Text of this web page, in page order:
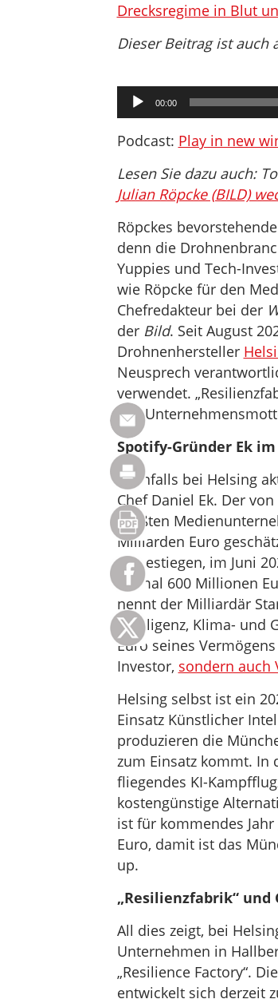
Drecksregime in Blut
Dieser Beitrag ist auch
Audio-
Player
00:00
Podcast: Play in new
Lesen Sie dazu auch:
Julian Röpcke (BILD)
Röpckes
denn die
Yuppies und Tech-
wie Röpcke für den
Chefredakteur bei der
der Bild. Seit August
Drohnenhersteller
Neusprech
verwendet.
das
Spotify-Gründer Ek
Ebenfalls bei Helsing
Chef Daniel Ek. Der
größten
Milliarden Euro
eingestiegen, im Juni
einmal 600 Millionen
nennt der Milliardär
Intelligenz, Klima- und
Euro seines
Investor, sondern auch
Helsing selbst ist ein
Einsatz Künstlicher
produzieren die
zum Einsatz kommt. In
fliegendes KI-
kostengünstige
ist für kommendes
Euro, damit ist das
up.
„Resilienzfabrik“
All dies zeigt, bei
Unternehmen in
„Resilience Factory“.
entwickelt sich derzeit